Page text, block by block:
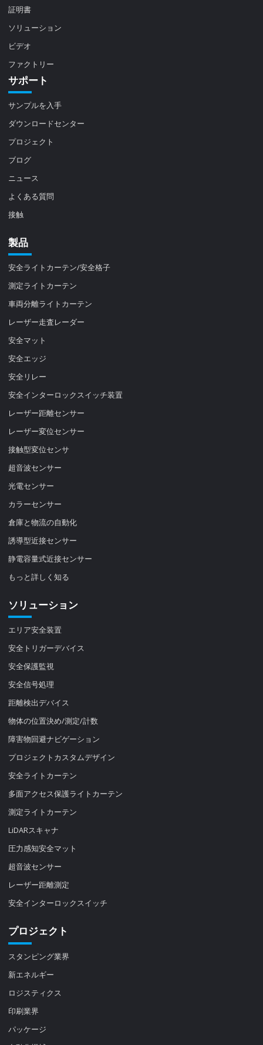
証明書
ソリューション
ビデオ
ファクトリー
サポート
サンプルを入手
ダウンロードセンター
プロジェクト
ブログ
ニュース
よくある質問
接触
製品
安全ライトカーテン/安全格子
測定ライトカーテン
車両分離ライトカーテン
レーザー走査レーダー
安全マット
安全エッジ
安全リレー
安全インターロックスイッチ装置
レーザー距離センサー
レーザー変位センサー
接触型変位センサ
超音波センサー
光電センサー
カラーセンサー
倉庫と物流の自動化
誘導型近接センサー
静電容量式近接センサー
もっと詳しく知る
ソリューション
エリア安全装置
安全トリガーデバイス
安全保護監視
安全信号処理
距離検出デバイス
物体の位置決め/測定/計数
障害物回避ナビゲーション
プロジェクトカスタムデザイン
安全ライトカーテン
多面アクセス保護ライトカーテン
測定ライトカーテン
LiDARスキャナ
圧力感知安全マット
超音波センサー
レーザー距離測定
安全インターロックスイッチ
プロジェクト
スタンピング業界
新エネルギー
ロジスティクス
印刷業界
パッケージ